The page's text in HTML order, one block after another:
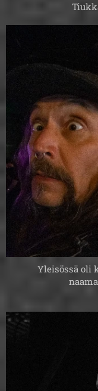
Yleisössä oli